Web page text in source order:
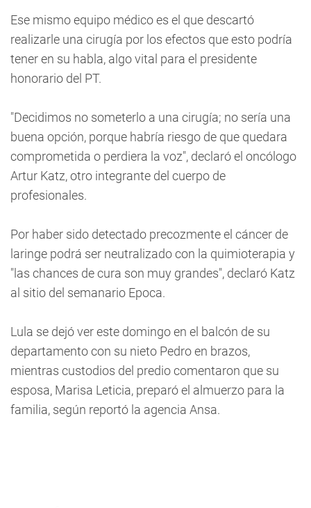
Ese mismo equipo médico es el que descartó
realizarle una cirugía por los efectos que esto podría
tener en su habla, algo vital para el presidente
honorario del PT.
"Decidimos no someterlo a una cirugía; no sería una
buena opción, porque habría riesgo de que quedara
comprometida o perdiera la voz", declaró el oncólogo
Artur Katz, otro integrante del cuerpo de
profesionales.
Por haber sido detectado precozmente el cáncer de
laringe podrá ser neutralizado con la quimioterapia y
"las chances de cura son muy grandes", declaró Katz
al sitio del semanario Epoca.
Lula se dejó ver este domingo en el balcón de su
departamento con su nieto Pedro en brazos,
mientras custodios del predio comentaron que su
esposa, Marisa Leticia, preparó el almuerzo para la
familia, según reportó la agencia Ansa.